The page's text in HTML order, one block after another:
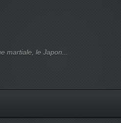
martiale, le Japon...